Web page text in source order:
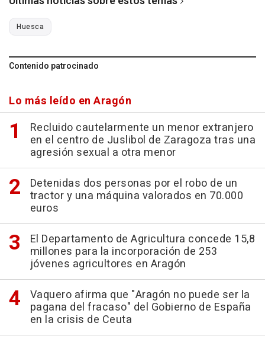
Huesca
Contenido patrocinado
Lo más leído en Aragón
Recluido cautelarmente un menor extranjero
en el centro de Juslibol de Zaragoza tras una
agresión sexual a otra menor
Detenidas dos personas por el robo de un
tractor y una máquina valorados en 70.000
euros
El Departamento de Agricultura concede 15,8
millones para la incorporación de 253
jóvenes agricultores en Aragón
Vaquero afirma que "Aragón no puede ser la
pagana del fracaso" del Gobierno de España
en la crisis de Ceuta